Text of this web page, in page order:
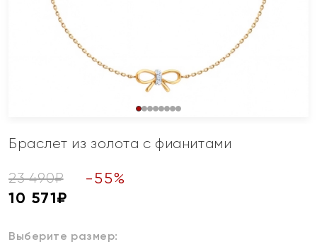
Браслет из золота с фианитами
23 490₽ -55%
10 571₽
Выберите размер: